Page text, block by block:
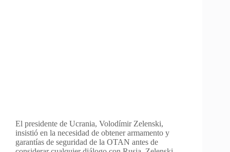
El presidente de Ucrania, Volodímir Zelenski,
insistió en la necesidad de obtener armamento y
garantías de seguridad de la OTAN antes de